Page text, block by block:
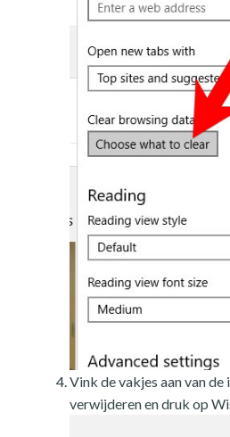
Vink de vakjes aan van
verwijderen en druk op